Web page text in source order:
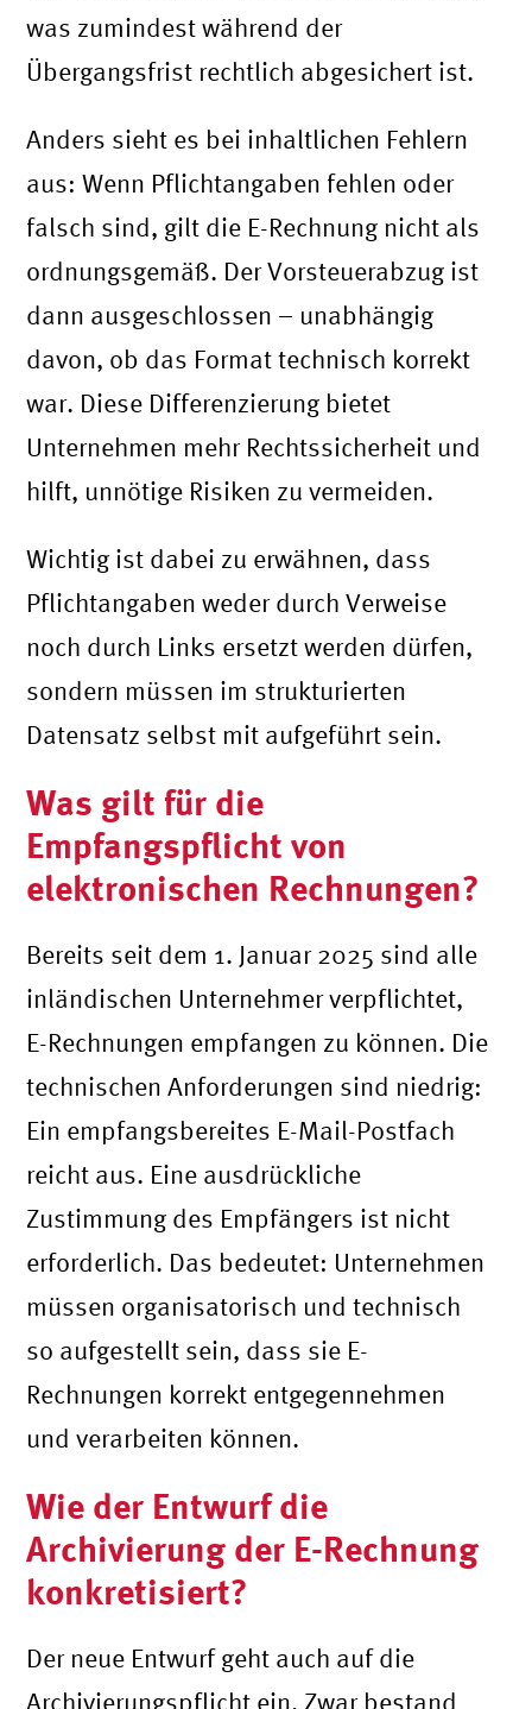
was zumindest während der
Übergangsfrist rechtlich abgesichert ist.
Anders sieht es bei inhaltlichen Fehlern
aus: Wenn Pflichtangaben fehlen oder
falsch sind, gilt die E-Rechnung nicht als
ordnungsgemäß. Der Vorsteuerabzug ist
dann ausgeschlossen – unabhängig
davon, ob das Format technisch korrekt
war. Diese Differenzierung bietet
Unternehmen mehr Rechtssicherheit und
hilft, unnötige Risiken zu vermeiden.
Wichtig ist dabei zu erwähnen, dass
Pflichtangaben weder durch Verweise
noch durch Links ersetzt werden dürfen,
sondern müssen im strukturierten
Datensatz selbst mit aufgeführt sein.
Was gilt für die
Empfangspflicht von
elektronischen Rechnungen?
Bereits seit dem 1. Januar 2025 sind alle
inländischen Unternehmer verpflichtet,
E-Rechnungen empfangen zu können. Die
technischen Anforderungen sind niedrig:
Ein empfangsbereites E-Mail-Postfach
reicht aus. Eine ausdrückliche
Zustimmung des Empfängers ist nicht
erforderlich. Das bedeutet: Unternehmen
müssen organisatorisch und technisch
so aufgestellt sein, dass sie E-
Rechnungen korrekt entgegennehmen
und verarbeiten können.
Wie der Entwurf die
Archivierung der E-Rechnung
konkretisiert?
Der neue Entwurf geht auch auf die
Archivierungspflicht ein. Zwar bestand